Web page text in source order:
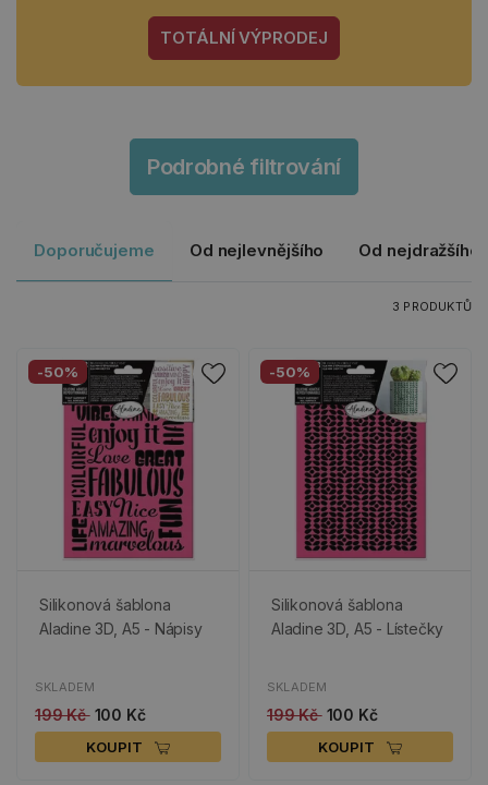
TOTÁLNÍ VÝPRODEJ
Podrobné filtrování
Doporučujeme Od nejlevnějšího Od nejdražšího
3 PRODUKTŮ
-50%
Silikonová šablona
Aladine 3D, A5 - Nápisy
SKLADEM
199 Kč 100 Kč
KOUPIT
-50%
Silikonová šablona
Aladine 3D, A5 - Lístečky
SKLADEM
199 Kč 100 Kč
KOUPIT